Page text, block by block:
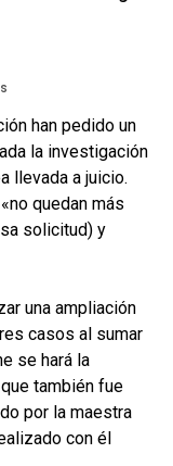
han pedido un
la investigación
llevada a juicio.
quedan más
solicitud) y
una ampliación
casos al sumar
se hará la
también fue
por la maestra
con él